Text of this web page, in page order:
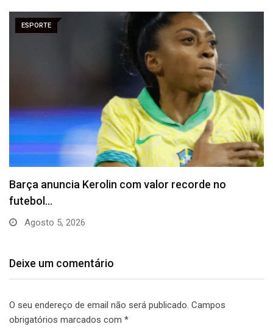
ESPORTE
Vitória puxa histórico de Abel e questiona
declaração…
Julho 31, 2026
Deixe um comentário
O seu endereço de email não será publicado. Campos
obrigatórios marcados com *